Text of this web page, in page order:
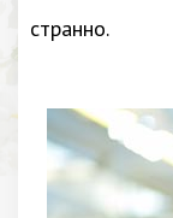
странно.